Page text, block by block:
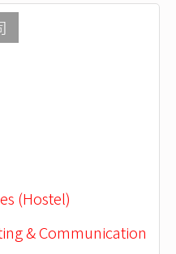
(Hostel)
& Communication